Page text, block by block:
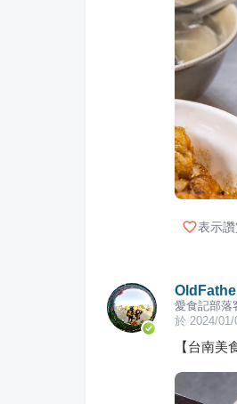
表示
愛食記部落
於 2024/01/
【台南